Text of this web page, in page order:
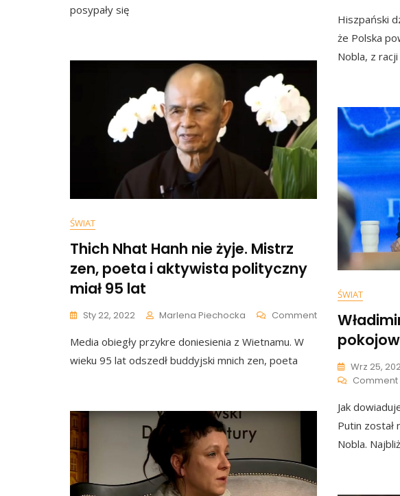
Wytrzymali
posypały się
Hiszpański
że Polska
Nobla, z
ŚWIAT
Thich Nhat Hanh nie żyje. Mistrz
zen, poeta i aktywista polityczny
miał 95 lat
Sty 22, 2022 Marlena Piechocka CommentOn
Zen,
Poeta
Aktywista
Polityczny
Media obiegły przykre doniesienia z Wietnamu. W
wieku 95 lat odszedł buddyjski mnich zen, poeta
ŚWIAT
Wrz 25,
Comment
Jak
Putin został
Nobla.